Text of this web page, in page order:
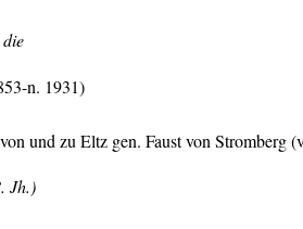
n. 1931)
und zu Eltz gen. Faust von Stromberg
Jh.)